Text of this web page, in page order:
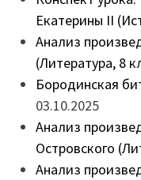
Екатерины II
Анализ
(Литература, 8
Бородинская
03.10.2025
Анализ
Островского
Анализ